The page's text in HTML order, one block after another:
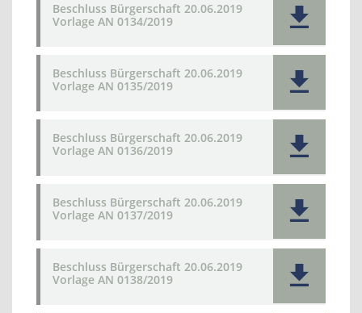
Beschluss Bürgerschaft 20.06.2019
Vorlage AN 0134/2019
Beschluss Bürgerschaft 20.06.2019
Vorlage AN 0135/2019
Beschluss Bürgerschaft 20.06.2019
Vorlage AN 0136/2019
Beschluss Bürgerschaft 20.06.2019
Vorlage AN 0137/2019
Beschluss Bürgerschaft 20.06.2019
Vorlage AN 0138/2019